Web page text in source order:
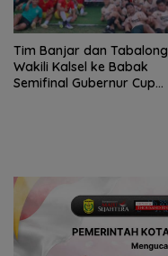
Tim Banjar dan Tabalong
Wakili Kalsel ke Babak
Semifinal Gubernur Cup